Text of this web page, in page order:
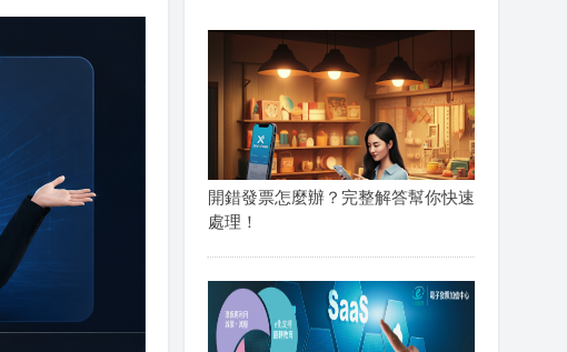
開錯發票怎麼辦？完整解答幫你快速
處理！